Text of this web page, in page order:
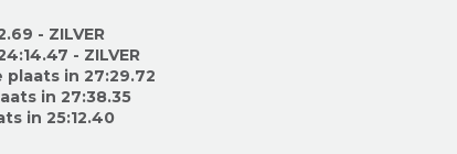
- ZILVER
- ZILVER
plaats in 27:29.72
in 27:38.35
in 25:12.40